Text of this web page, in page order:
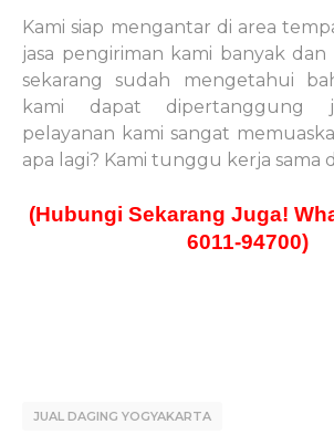
Kami siap mengantar di area
jasa pengiriman kami banyak dan
sekarang sudah mengetahui
kami dapat dipertanggung
pelayanan kami sangat
apa lagi? Kami tunggu kerja sama
(Hubungi Sekarang Juga!
6011-94700)
JUAL DAGING YOGYAKARTA